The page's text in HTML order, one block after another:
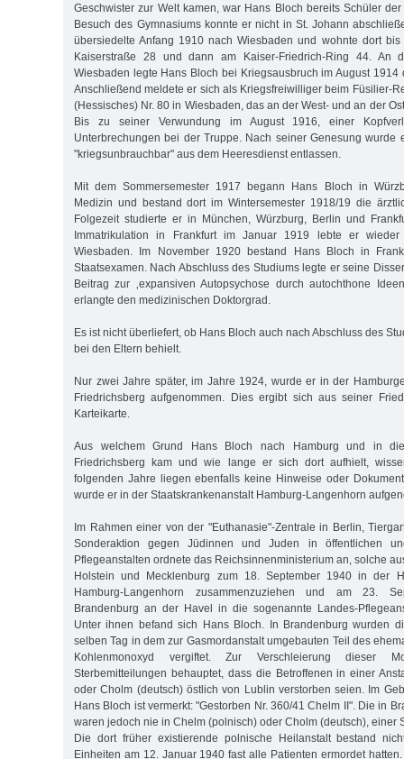
Geschwister zur Welt kamen, war Hans Bloch bereits Schüler
Besuch des Gymnasiums konnte er nicht in St. Johann
übersiedelte Anfang 1910 nach Wiesbaden und wohnte dort
Kaiserstraße 28 und dann am Kaiser-Friedrich-Ring 44. An
Wiesbaden legte Hans Bloch bei Kriegsausbruch im August 1914
Anschließend meldete er sich als Kriegsfreiwilliger beim Füsilier-
(Hessisches) Nr. 80 in Wiesbaden, das an der West- und an der
Bis zu seiner Verwundung im August 1916, einer
Unterbrechungen bei der Truppe. Nach seiner Genesung wurde
"kriegsunbrauchbar" aus dem Heeresdienst entlassen.
Mit dem Sommersemester 1917 begann Hans Bloch in
Medizin und bestand dort im Wintersemester 1918/19 die
Folgezeit studierte er in München, Würzburg, Berlin und
Immatrikulation in Frankfurt im Januar 1919 lebte er
Wiesbaden. Im November 1920 bestand Hans Bloch in
Staatsexamen. Nach Abschluss des Studiums legte er seine
Beitrag zur ‚expansiven Autopsychose durch autochthone
erlangte den medizinischen Doktorgrad.
Es ist nicht überliefert, ob Hans Bloch auch nach Abschluss des
bei den Eltern behielt.
Nur zwei Jahre später, im Jahre 1924, wurde er in der
Friedrichsberg aufgenommen. Dies ergibt sich aus seiner
Karteikarte.
Aus welchem Grund Hans Bloch nach Hamburg und in die
Friedrichsberg kam und wie lange er sich dort aufhielt,
folgenden Jahre liegen ebenfalls keine Hinweise oder
wurde er in der Staatskrankenanstalt Hamburg-Langenhorn
Im Rahmen einer von der "Euthanasie"-Zentrale in Berlin,
Sonderaktion gegen Jüdinnen und Juden in öffentlichen
Pflegeanstalten ordnete das Reichsinnenministerium an, solche
Holstein und Mecklenburg zum 18. September 1940 in der
Hamburg-Langenhorn zusammenzuziehen und am 23.
Brandenburg an der Havel in die sogenannte Landes-
Unter ihnen befand sich Hans Bloch. In Brandenburg wurden
selben Tag in dem zur Gasmordanstalt umgebauten Teil des
Kohlenmonoxyd vergiftet. Zur Verschleierung dieser
Sterbemitteilungen behauptet, dass die Betroffenen in einer
oder Cholm (deutsch) östlich von Lublin verstorben seien. Im
Hans Bloch ist vermerkt: "Gestorben Nr. 360/41 Chelm II". Die in
waren jedoch nie in Chelm (polnisch) oder Cholm (deutsch), einer
Die dort früher existierende polnische Heilanstalt bestand
Einheiten am 12. Januar 1940 fast alle Patienten ermordet